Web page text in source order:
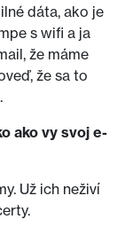
dáta, ako je
s wifi a ja
že máme
že sa to
ako vy svoj e-
Už ich neživí